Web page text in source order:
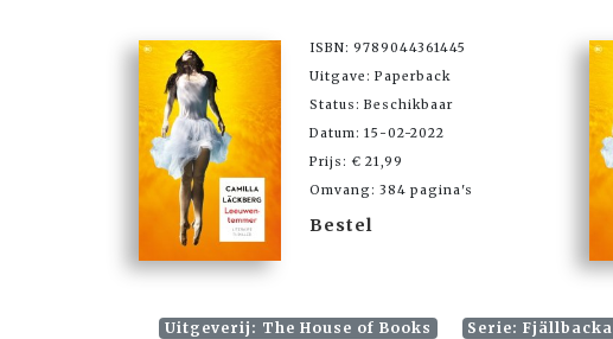
ISBN: 9789044361445
Uitgave: Paperback
Status: Beschikbaar
Datum: 15-02-2022
Prijs: € 21,99
Omvang: 384 pagina's
Bestel
Uitgeverij: The House of Books Serie: Fjällbacka